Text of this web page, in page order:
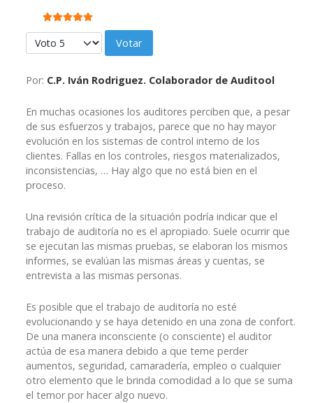
Ratio:5/5
Por favor, vote
Por: C.P. Iván Rodriguez. Colaborador de Auditool
En muchas ocasiones los auditores perciben que, a pesar
de sus esfuerzos y trabajos, parece que no hay mayor
evolución en los sistemas de control interno de los
clientes. Fallas en los controles, riesgos materializados,
inconsistencias, … Hay algo que no está bien en el
proceso.
Una revisión crítica de la situación podría indicar que el
trabajo de auditoría no es el apropiado. Suele ocurrir que
se ejecutan las mismas pruebas, se elaboran los mismos
informes, se evalúan las mismas áreas y cuentas, se
entrevista a las mismas personas.
Es posible que el trabajo de auditoría no esté
evolucionando y se haya detenido en una zona de confort.
De una manera inconsciente (o consciente) el auditor
actúa de esa manera debido a que teme perder
aumentos, seguridad, camaradería, empleo o cualquier
otro elemento que le brinda comodidad a lo que se suma
el temor por hacer algo nuevo.